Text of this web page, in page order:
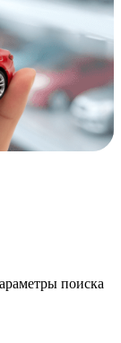
поиска